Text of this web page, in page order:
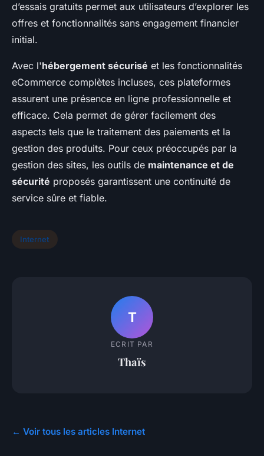
d’essais gratuits permet aux utilisateurs d’explorer les
offres et fonctionnalités sans engagement financier
initial.
Avec l'hébergement sécurisé et les fonctionnalités
eCommerce complètes incluses, ces plateformes
assurent une présence en ligne professionnelle et
efficace. Cela permet de gérer facilement des
aspects tels que le traitement des paiements et la
gestion des produits. Pour ceux préoccupés par la
gestion des sites, les outils de maintenance et de
sécurité proposés garantissent une continuité de
service sûre et fiable.
Internet
T
ECRIT PAR
Thaïs
← Voir tous les articles Internet